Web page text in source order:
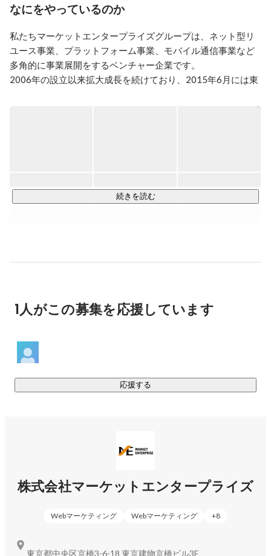
事業を主軸に事業展開し、2015年6月には東証マザーズ
に上場。
なにをやっているのか
私たちマーケットエンタープライズグループは、ネット型リ
ユース事業、プラットフォーム事業、モバイル通信事業など
多角的に事業展開をするベンチャー企業です。
2006年の設立以来拡大成長を続けており、2015年6月には東
ます。
供できる会社）」を目指して事業の多角化を推進している企
続きを読む
1人がこの募集を応援しています
応援する
株式会社マーケットエンタープライズ
Webマーケティング Webマーケティング +8
東京都中央区京橋3-6-18 東京建物京橋ビル3F